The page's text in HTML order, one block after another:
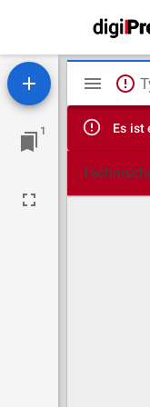
1 Es ist